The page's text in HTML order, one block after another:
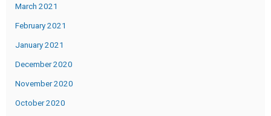
March 2021
February 2021
January 2021
December 2020
November 2020
October 2020